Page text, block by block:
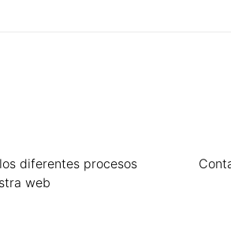
diferentes procesos
web